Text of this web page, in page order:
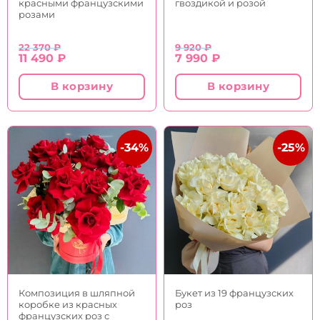
красными французскими
розами
22 370₽
Первоначальная
составляла
370 ₽.
11 490 ₽
Текущая
11
490 ₽.В корзину
гвоздикой и розой
9 920₽
Первоначальная
составляла
920 ₽.
7 990 ₽
Текущая
7
990 ₽.В корзину
-34%
Композиция в шляпной
коробке из красных
французских роз с
-25%
Букет из 19 французских
роз